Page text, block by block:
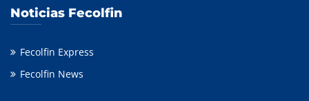
Noticias Fecolfin
Fecolfin Express
Fecolfin News